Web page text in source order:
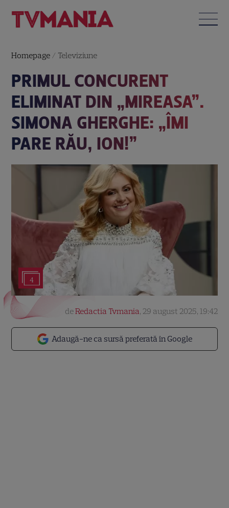
Homepage / Televiziune
PRIMUL CONCURENT
ELIMINAT DIN „MIREASA”.
SIMONA GHERGHE: „ÎMI
PARE RĂU, ION!”
4
Adaugă-ne ca sursă preferată în Google
deRedactia Tvmania, 29 august 2025, 19:42